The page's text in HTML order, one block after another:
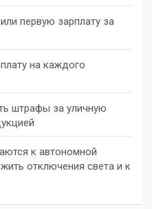
первую зарплату за
на каждого
штрафы за уличную
к автономной
отключения света и к